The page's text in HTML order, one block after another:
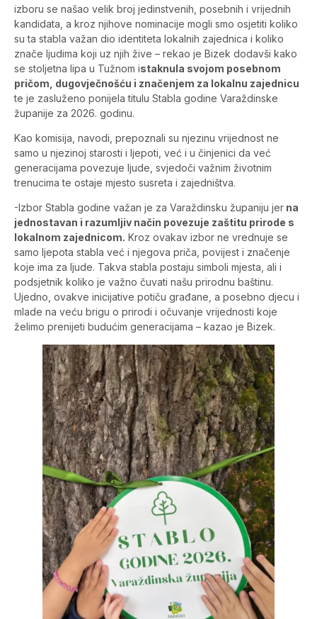
izboru se našao velik broj jedinstvenih, posebnih i vrijednih
kandidata, a kroz njihove nominacije mogli smo osjetiti koliko
su ta stabla važan dio identiteta lokalnih zajednica i koliko
znače ljudima koji uz njih žive – rekao je Bizek dodavši kako
se stoljetna lipa u Tužnom istaknula svojom posebnom
pričom, dugovječnošću i značenjem za lokalnu zajednicu
te je zasluženo ponijela titulu Stabla godine Varaždinske
županije za 2026. godinu.
Kao komisija, navodi, prepoznali su njezinu vrijednost ne
samo u njezinoj starosti i ljepoti, već i u činjenici da već
generacijama povezuje ljude, svjedoči važnim životnim
trenucima te ostaje mjesto susreta i zajedništva.
-Izbor Stabla godine važan je za Varaždinsku županiju jer na
jednostavan i razumljiv način povezuje zaštitu prirode s
lokalnom zajednicom. Kroz ovakav izbor ne vrednuje se
samo ljepota stabla već i njegova priča, povijest i značenje
koje ima za ljude. Takva stabla postaju simboli mjesta, ali i
podsjetnik koliko je važno čuvati našu prirodnu baštinu.
Ujedno, ovakve inicijative potiču građane, a posebno djecu i
mlade na veću brigu o prirodi i očuvanje vrijednosti koje
želimo prenijeti budućim generacijama – kazao je Bizek.